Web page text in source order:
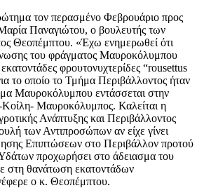
τον περασμένο Φεβρουάριο προς
Παναγιώτου, ο βουλευτής των
Θεοπέμπτου. «Έχω ενημερωθεί ότι
του φράγματος Μαυροκόλυμπου
φρουτονυχτερίδες “rousettus
το οποίο το Τμήμα Περιβάλλοντος ήταν
Μαυροκόλυμπου εντάσσεται στην
Κοίλη- Μαυροκόλυμπος. Καλείται η
Ανάπτυξης και Περιβάλλοντος
των Αντιπροσώπων αν είχε γίνει
Επιπτώσεων στο Περιβάλλον προτού
προχωρήσει στο άδειασμα του
στη θανάτωση εκατοντάδων
ο κ. Θεοπέμπτου.